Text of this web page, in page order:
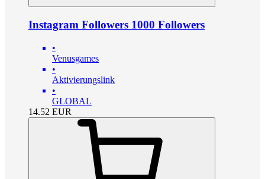
Instagram Followers 1000 Followers
•
Venusgames
•
Aktivierungslink
•
GLOBAL
14.52 EUR